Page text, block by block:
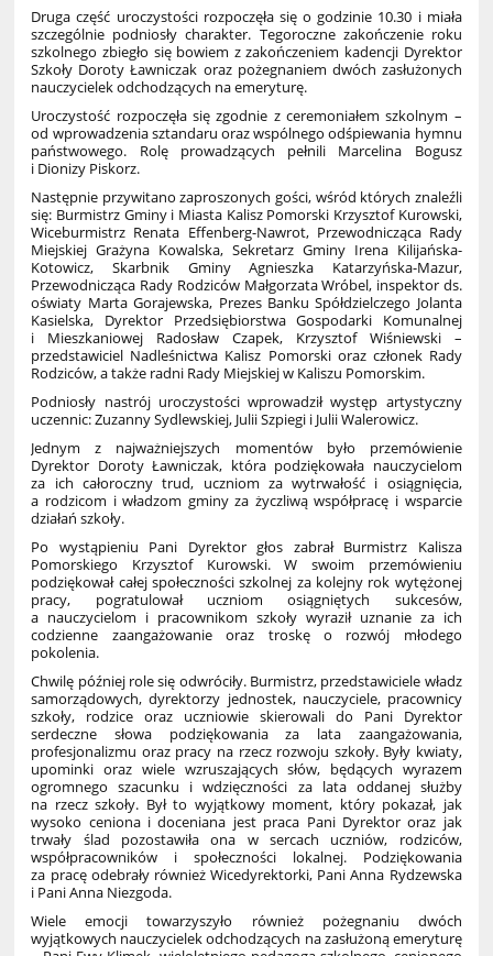
Druga część uroczystości rozpoczęła się o godzinie 10.30 i miała
szczególnie podniosły charakter. Tegoroczne zakończenie roku
szkolnego zbiegło się bowiem z zakończeniem kadencji Dyrektor
Szkoły Doroty Ławniczak oraz pożegnaniem dwóch zasłużonych
nauczycielek odchodzących na emeryturę.
Uroczystość rozpoczęła się zgodnie z ceremoniałem szkolnym –
od wprowadzenia sztandaru oraz wspólnego odśpiewania hymnu
państwowego. Rolę prowadzących pełnili Marcelina Bogusz
i Dionizy Piskorz.
Następnie przywitano zaproszonych gości, wśród których znaleźli
się: Burmistrz Gminy i Miasta Kalisz Pomorski Krzysztof Kurowski,
Wiceburmistrz Renata Effenberg-Nawrot, Przewodnicząca Rady
Miejskiej Grażyna Kowalska, Sekretarz Gminy Irena Kilijańska-
Kotowicz, Skarbnik Gminy Agnieszka Katarzyńska-Mazur,
Przewodnicząca Rady Rodziców Małgorzata Wróbel, inspektor ds.
oświaty Marta Gorajewska, Prezes Banku Spółdzielczego Jolanta
Kasielska, Dyrektor Przedsiębiorstwa Gospodarki Komunalnej
i Mieszkaniowej Radosław Czapek, Krzysztof Wiśniewski –
przedstawiciel Nadleśnictwa Kalisz Pomorski oraz członek Rady
Rodziców, a także radni Rady Miejskiej w Kaliszu Pomorskim.
Podniosły nastrój uroczystości wprowadził występ artystyczny
uczennic: Zuzanny Sydlewskiej, Julii Szpiegi i Julii Walerowicz.
Jednym z najważniejszych momentów było przemówienie
Dyrektor Doroty Ławniczak, która podziękowała nauczycielom
za ich całoroczny trud, uczniom za wytrwałość i osiągnięcia,
a rodzicom i władzom gminy za życzliwą współpracę i wsparcie
działań szkoły.
Po wystąpieniu Pani Dyrektor głos zabrał Burmistrz Kalisza
Pomorskiego Krzysztof Kurowski. W swoim przemówieniu
podziękował całej społeczności szkolnej za kolejny rok wytężonej
pracy, pogratulował uczniom osiągniętych sukcesów,
a nauczycielom i pracownikom szkoły wyraził uznanie za ich
codzienne zaangażowanie oraz troskę o rozwój młodego
pokolenia.
Chwilę później role się odwróciły. Burmistrz, przedstawiciele władz
samorządowych, dyrektorzy jednostek, nauczyciele, pracownicy
szkoły, rodzice oraz uczniowie skierowali do Pani Dyrektor
serdeczne słowa podziękowania za lata zaangażowania,
profesjonalizmu oraz pracy na rzecz rozwoju szkoły. Były kwiaty,
upominki oraz wiele wzruszających słów, będących wyrazem
ogromnego szacunku i wdzięczności za lata oddanej służby
na rzecz szkoły. Był to wyjątkowy moment, który pokazał, jak
wysoko ceniona i doceniana jest praca Pani Dyrektor oraz jak
trwały ślad pozostawiła ona w sercach uczniów, rodziców,
współpracowników i społeczności lokalnej. Podziękowania
za pracę odebrały również Wicedyrektorki, Pani Anna Rydzewska
i Pani Anna Niezgoda.
Wiele emocji towarzyszyło również pożegnaniu dwóch
wyjątkowych nauczycielek odchodzących na zasłużoną emeryturę